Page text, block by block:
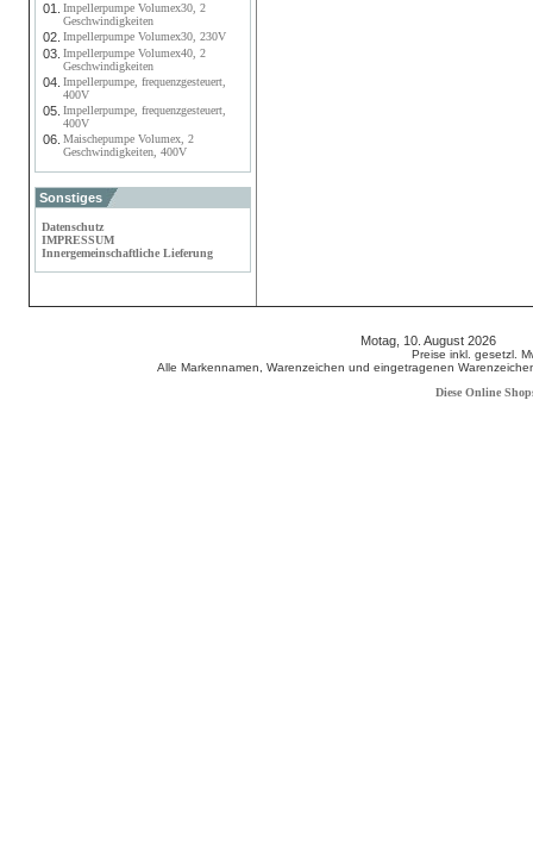
01.
Impellerpumpe Volumex30, 2
Geschwindigkeiten
02. Impellerpumpe Volumex30, 230V
03. Impellerpumpe Volumex40, 2
Geschwindigkeiten
04. Impellerpumpe, frequenzgesteuert,
400V
05. Impellerpumpe, frequenzgesteuert,
400V
06. Maischepumpe Volumex, 2
Geschwindigkeiten, 400V
Sonstiges
Datenschutz
IMPRESSUM
Innergemeinschaftliche Lieferung
Motag, 10. August 2026
Preise inkl. gesetzl.
Alle Markennamen, Warenzeichen und eingetragenen
Diese Online